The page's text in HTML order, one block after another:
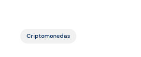
Criptomonedas